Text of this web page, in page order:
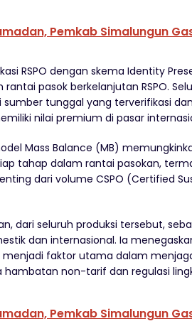
Pemkab Simalungun
RSPO dengan skema Identity
pasok berkelanjutan RSPO.
sumber tunggal yang terverifikasi
nilai premium di pasar
Mass Balance (MB)
tahap dalam rantai pasokan,
dari volume CSPO (Certified
dari seluruh produksi tersebut,
dan internasional. Ia
faktor utama dalam
non-tarif dan regulasi
Pemkab Simalungun